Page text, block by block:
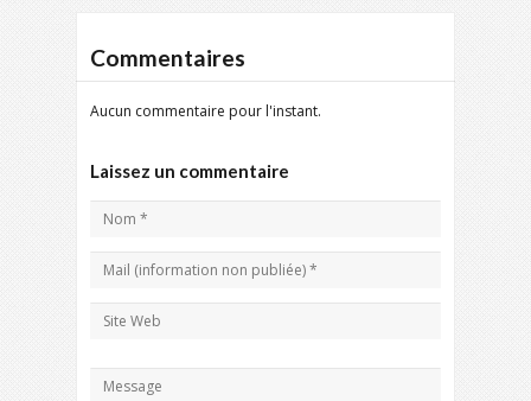
Commentaires
Aucun commentaire pour l'instant.
Laissez un commentaire